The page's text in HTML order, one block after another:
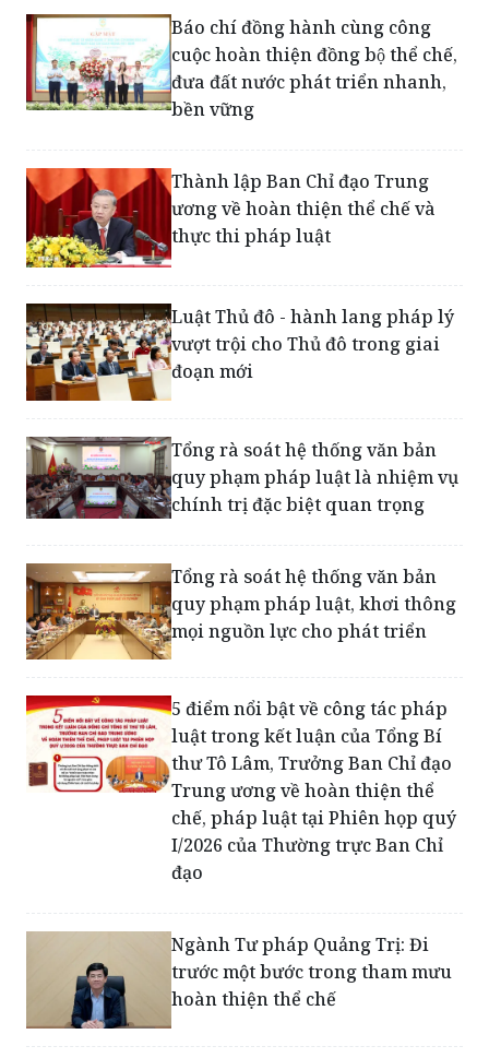
Báo chí đồng hành cùng công
cuộc hoàn thiện đồng bộ thể chế,
đưa đất nước phát triển nhanh,
bền vững
Thành lập Ban Chỉ đạo Trung
ương về hoàn thiện thể chế và
thực thi pháp luật
Luật Thủ đô - hành lang pháp lý
vượt trội cho Thủ đô trong giai
Tổng rà soát hệ thống văn bản
quy phạm pháp luật là nhiệm vụ
chính trị đặc biệt quan trọng
Tổng rà soát hệ thống văn bản
quy phạm pháp luật, khơi thông
mọi nguồn lực cho phát triển
5 điểm nổi bật về công tác pháp
luật trong kết luận của Tổng Bí
thư Tô Lâm, Trưởng Ban Chỉ đạo
Trung ương về hoàn thiện thể
chế, pháp luật tại Phiên họp quý
I/2026 của Thường trực Ban Chỉ
Ngành Tư pháp Quảng Trị: Đi
trước một bước trong tham mưu